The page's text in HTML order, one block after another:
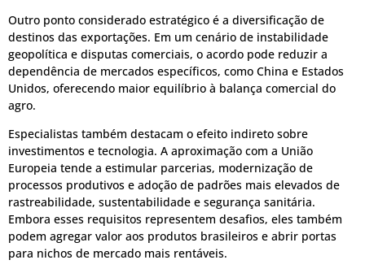
Outro ponto considerado estratégico é a diversificação de
destinos das exportações. Em um cenário de instabilidade
geopolítica e disputas comerciais, o acordo pode reduzir a
dependência de mercados específicos, como China e Estados
Unidos, oferecendo maior equilíbrio à balança comercial do
agro.
Especialistas também destacam o efeito indireto sobre
investimentos e tecnologia. A aproximação com a União
Europeia tende a estimular parcerias, modernização de
processos produtivos e adoção de padrões mais elevados de
rastreabilidade, sustentabilidade e segurança sanitária.
Embora esses requisitos representem desafios, eles também
podem agregar valor aos produtos brasileiros e abrir portas
para nichos de mercado mais rentáveis.